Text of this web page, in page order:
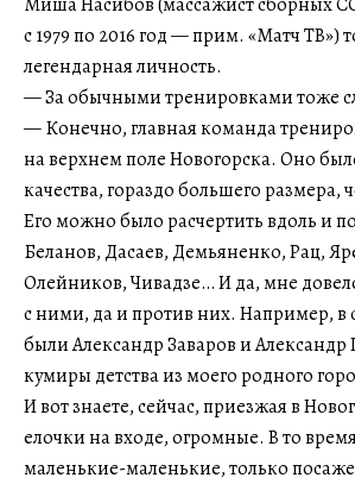
с 1979 по 2016 год — прим. «Матч ТВ»)
легендарная личность.
— За обычными тренировками тоже
— Конечно, главная команда
на верхнем поле Новогорска. Оно
качества, гораздо большего размера,
Его можно было расчертить вдоль и
Беланов, Дасаев, Демьяненко, Рац,
Олейников, Чивадзе… И да, мне
с ними, да и против них. Например, в
были Александр Заваров и Александр
кумиры детства из моего родного
И вот знаете, сейчас, приезжая в
елочки на входе, огромные. В то
маленькие-маленькие, только